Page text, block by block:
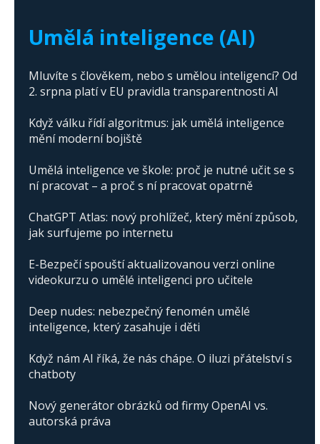
Umělá inteligence (AI)
Mluvíte s člověkem, nebo s umělou inteligencí? Od
2. srpna platí v EU pravidla transparentnosti AI
Když válku řídí algoritmus: jak umělá inteligence
mění moderní bojiště
Umělá inteligence ve škole: proč je nutné učit se s
ní pracovat – a proč s ní pracovat opatrně
ChatGPT Atlas: nový prohlížeč, který mění způsob,
jak surfujeme po internetu
E-Bezpečí spouští aktualizovanou verzi online
videokurzu o umělé inteligenci pro učitele
Deep nudes: nebezpečný fenomén umělé
inteligence, který zasahuje i děti
Když nám AI říká, že nás chápe. O iluzi přátelství s
chatboty
Nový generátor obrázků od firmy OpenAI vs.
autorská práva